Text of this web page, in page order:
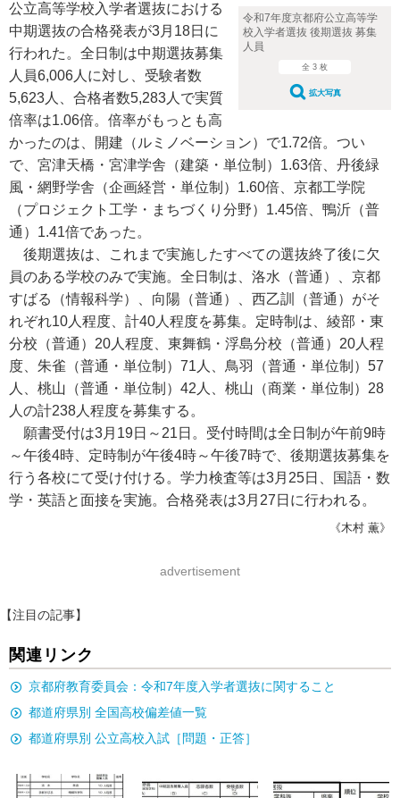
令和7年度京都府公立高等学
校入学者選抜 後期選抜 募集
人員
全 3 枚
拡大写真
公立高等学校入学者選抜における
中期選抜の合格発表が3月18日に
行われた。全日制は中期選抜募集
人員6,006人に対し、受験者数
5,623人、合格者数5,283人で実質
倍率は1.06倍。倍率がもっとも高
かったのは、開建（ルミノベーション）で1.72倍。つい
で、宮津天橋・宮津学舎（建築・単位制）1.63倍、丹後緑
風・網野学舎（企画経営・単位制）1.60倍、京都工学院
（プロジェクト工学・まちづくり分野）1.45倍、鴨沂（普
通）1.41倍であった。
後期選抜は、これまで実施したすべての選抜終了後に欠
員のある学校のみで実施。全日制は、洛水（普通）、京都
すばる（情報科学）、向陽（普通）、西乙訓（普通）がそ
れぞれ10人程度、計40人程度を募集。定時制は、綾部・東
分校（普通）20人程度、東舞鶴・浮島分校（普通）20人程
度、朱雀（普通・単位制）71人、鳥羽（普通・単位制）57
人、桃山（普通・単位制）42人、桃山（商業・単位制）28
人の計238人程度を募集する。
願書受付は3月19日～21日。受付時間は全日制が午前9時
～午後4時、定時制が午後4時～午後7時で、後期選抜募集を
行う各校にて受け付ける。学力検査等は3月25日、国語・数
学・英語と面接を実施。合格発表は3月27日に行われる。
《木村 薫》
advertisement
【注目の記事】
関連リンク
京都府教育委員会：令和7年度入学者選抜に関すること
都道府県別 全国高校偏差値一覧
都道府県別 公立高校入試［問題・正答］